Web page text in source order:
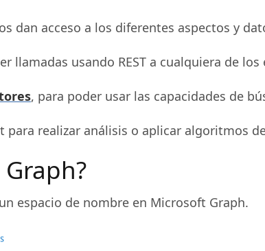
dan acceso a los diferentes aspectos y
llamadas usando REST a cualquiera de
, para poder usar las capacidades de
realizar análisis o aplicar algoritmos
espacio de nombre en Microsoft Graph.